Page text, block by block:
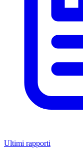
Ultimi rapporti